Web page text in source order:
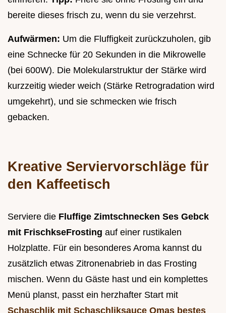
bereite dieses frisch zu, wenn du sie verzehrst.
Aufwärmen: Um die Fluffigkeit zurückzuholen, gib
eine Schnecke für 20 Sekunden in die Mikrowelle
(bei 600W). Die Molekularstruktur der Stärke wird
kurzzeitig wieder weich (Stärke Retrogradation wird
umgekehrt), und sie schmecken wie frisch
gebacken.
Kreative Serviervorschläge für
den Kaffeetisch
Serviere die Fluffige Zimtschnecken Ses Gebck
mit FrischkseFrosting auf einer rustikalen
Holzplatte. Für ein besonderes Aroma kannst du
zusätzlich etwas Zitronenabrieb in das Frosting
mischen. Wenn du Gäste hast und ein komplettes
Menü planst, passt ein herzhafter Start mit
Schaschlik mit Schaschliksauce Omas bestes